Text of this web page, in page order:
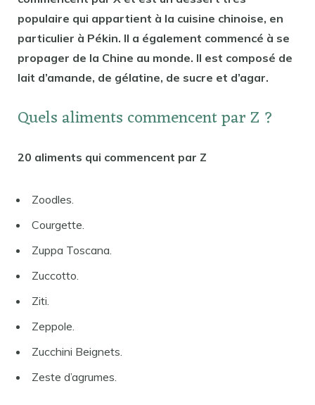
populaire qui appartient à la cuisine chinoise, en
particulier à Pékin. Il a également commencé à se
propager de la Chine au monde. Il est composé de
lait d’amande, de gélatine, de sucre et d’agar.
Quels aliments commencent par Z ?
20 aliments qui commencent par Z
Zoodles.
Courgette.
Zuppa Toscana.
Zuccotto.
Ziti.
Zeppole.
Zucchini Beignets.
Zeste d’agrumes.